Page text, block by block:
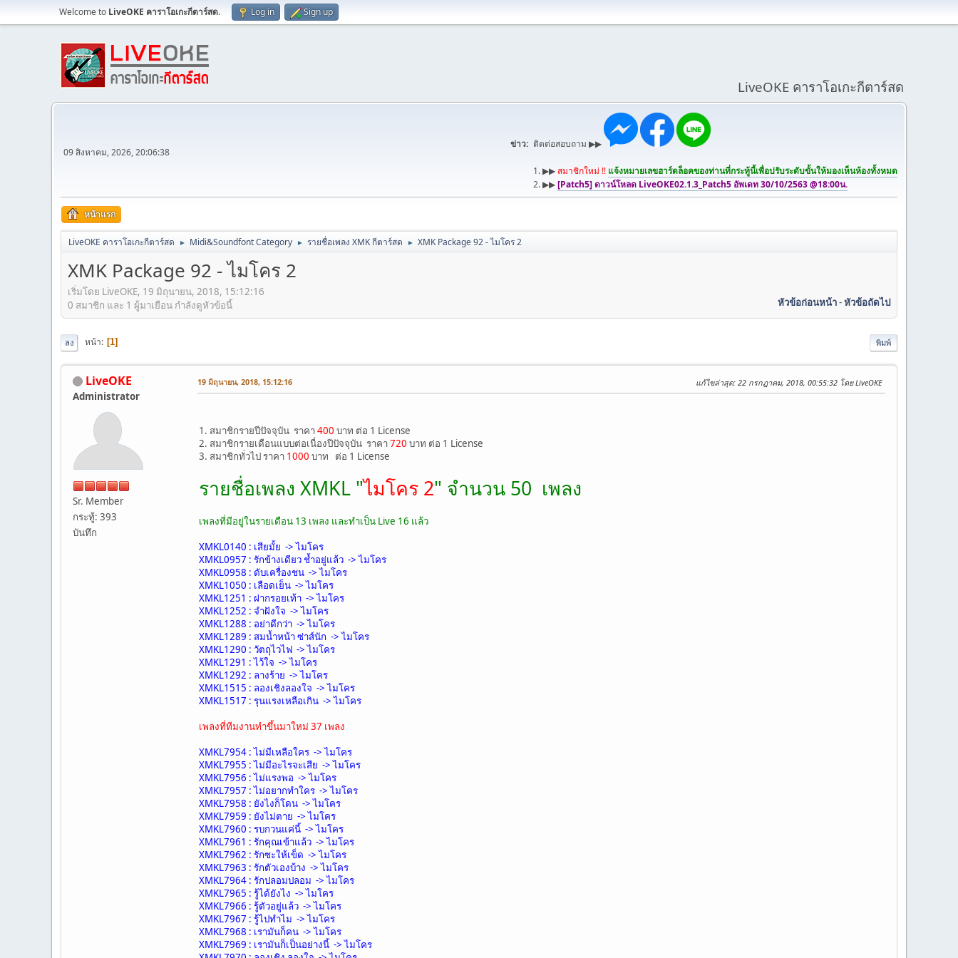
Welcome to LiveOKE คาราโอเกะกีตาร์สด. Log in Sign up
LiveOKE คาราโอเกะกีตาร์สด
09 สิงหาคม, 2026, 20:06:38
ข่าว: ติดต่อสอบถาม ▶▶
1. ▶▶สมาชิกใหม่ !! แจ้งหมายเลขฮาร์ดล็อคของท่านที่กระทู้นี้เพื่อปรับระดับขั้นให้มองเห็นห้องทั้งหมด
2. ▶▶[Patch5] ดาวน์โหลด LiveOKE02.1.3_Patch5 อัพเดท 30/10/2563 @18:00น.
หน้าแรก
LiveOKE คาราโอเกะกีตาร์สด ► Midi&Soundfont Category ► รายชื่อเพลง XMK กีตาร์สด ► XMK Package 92 - ไมโคร 2
XMK Package 92 - ไมโคร 2
เริ่มโดย LiveOKE, 19 มิถุนายน, 2018, 15:12:16
หัวข้อก่อนหน้า-หัวข้อถัดไป
0 สมาชิก และ 1 ผู้มาเยือน กำลังดูหัวข้อนี้
พิมพ์
ลง หน้า 1
LiveOKE
Administrator
Sr. Member
กระทู้: 393
บันทึก
19 มิถุนายน, 2018, 15:12:16 แก้ไขล่าสุด: 22 กรกฎาคม, 2018, 00:55:32 โดย LiveOKE
1. สมาชิกรายปีปัจจุบัน ราคา400 บาท ต่อ 1 License
2. สมาชิกรายเดือนแบบต่อเนื่องปีปัจจุบัน ราคา720 บาท ต่อ 1 License
3. สมาชิกทั่วไป ราคา 1000 บาท ต่อ 1 License
รายชื่อเพลง XMKL "ไมโคร 2" จำนวน 50 เพลง
เพลงที่มีอยู่ในรายเดือน 13 เพลง และทำเป็น Live 16 แล้ว
XMKL0140 : เสียมั้ย -> ไมโคร
XMKL0957 : รักข้างเดียว ช้ำอยู่แล้ว -> ไมโคร
XMKL0958 : ดับเครื่องชน -> ไมโคร
XMKL1050 : เลือดเย็น -> ไมโคร
XMKL1251 : ฝากรอยเท้า -> ไมโคร
XMKL1252 : จำฝังใจ -> ไมโคร
XMKL1288 : อย่าดีกว่า -> ไมโคร
XMKL1289 : สมน้ำหน้า ซ่าส์นัก -> ไมโคร
XMKL1290 : วัตถุไวไฟ -> ไมโคร
XMKL1291 : ไว้ใจ -> ไมโคร
XMKL1292 : ลางร้าย -> ไมโคร
XMKL1515 : ลองเชิงลองใจ -> ไมโคร
XMKL1517 : รุนแรงเหลือเกิน -> ไมโคร
เพลงที่ทีมงานทำขึ้นมาใหม่ 37 เพลง
XMKL7954 : ไม่มีเหลือใคร -> ไมโคร
XMKL7955 : ไม่มีอะไรจะเสีย -> ไมโคร
XMKL7956 : ไม่แรงพอ -> ไมโคร
XMKL7957 : ไม่อยากทำใคร -> ไมโคร
XMKL7958 : ยังไงก็โดน -> ไมโคร
XMKL7959 : ยังไม่ตาย -> ไมโคร
XMKL7960 : รบกวนแค่นี้ -> ไมโคร
XMKL7961 : รักคุณเข้าแล้ว -> ไมโคร
XMKL7962 : รักซะให้เข็ด -> ไมโคร
XMKL7963 : รักตัวเองบ้าง -> ไมโคร
XMKL7964 : รักปลอมปลอม -> ไมโคร
XMKL7965 : รู้ได้ยังไง -> ไมโคร
XMKL7966 : รู้ตัวอยู่แล้ว -> ไมโคร
XMKL7967 : รู้ไปทำไม -> ไมโคร
XMKL7968 : เรามันก็คน -> ไมโคร
XMKL7969 : เรามันก็เป็นอย่างนี้ -> ไมโคร